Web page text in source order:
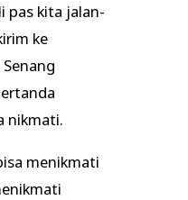
pas kita jalan-
ke
nikmati.
menikmati